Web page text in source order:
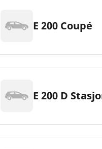
E 200 Coupé
E 200 D